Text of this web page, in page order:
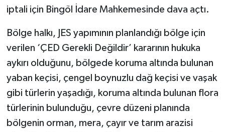
iptali için Bingöl İdare Mahkemesinde dava açtı.
Bölge halkı, JES yapımının planlandığı bölge için
verilen ‘ÇED Gerekli Değildir’ kararının hukuka
aykırı olduğunu, bölgede koruma altında bulunan
yaban keçisi, çengel boynuzlu dağ keçisi ve vaşak
gibi türlerin yaşadığı, koruma altında bulunan flora
türlerinin bulunduğu, çevre düzeni planında
bölgenin orman, mera, çayır ve tarım arazisi
YEDİSU